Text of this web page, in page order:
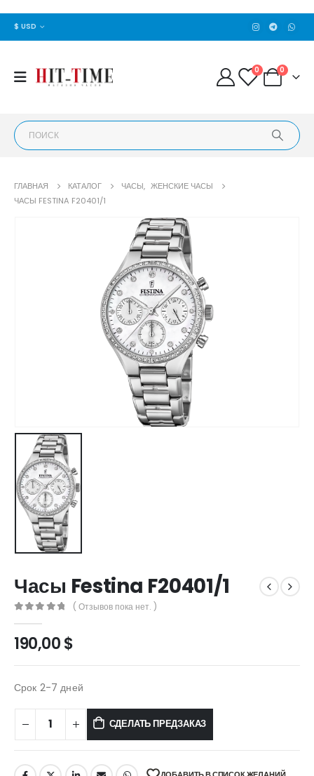
$ USD
0 0
ГЛАВНАЯ КАТАЛОГ ЧАСЫ, ЖЕНСКИЕ ЧАСЫ
ЧАСЫ FESTINA F20401/1
Часы Festina F20401/1
( Отзывов пока нет. )
190,00$
Срок 2-7 дней
СДЕЛАТЬ ПРЕДЗАКАЗ